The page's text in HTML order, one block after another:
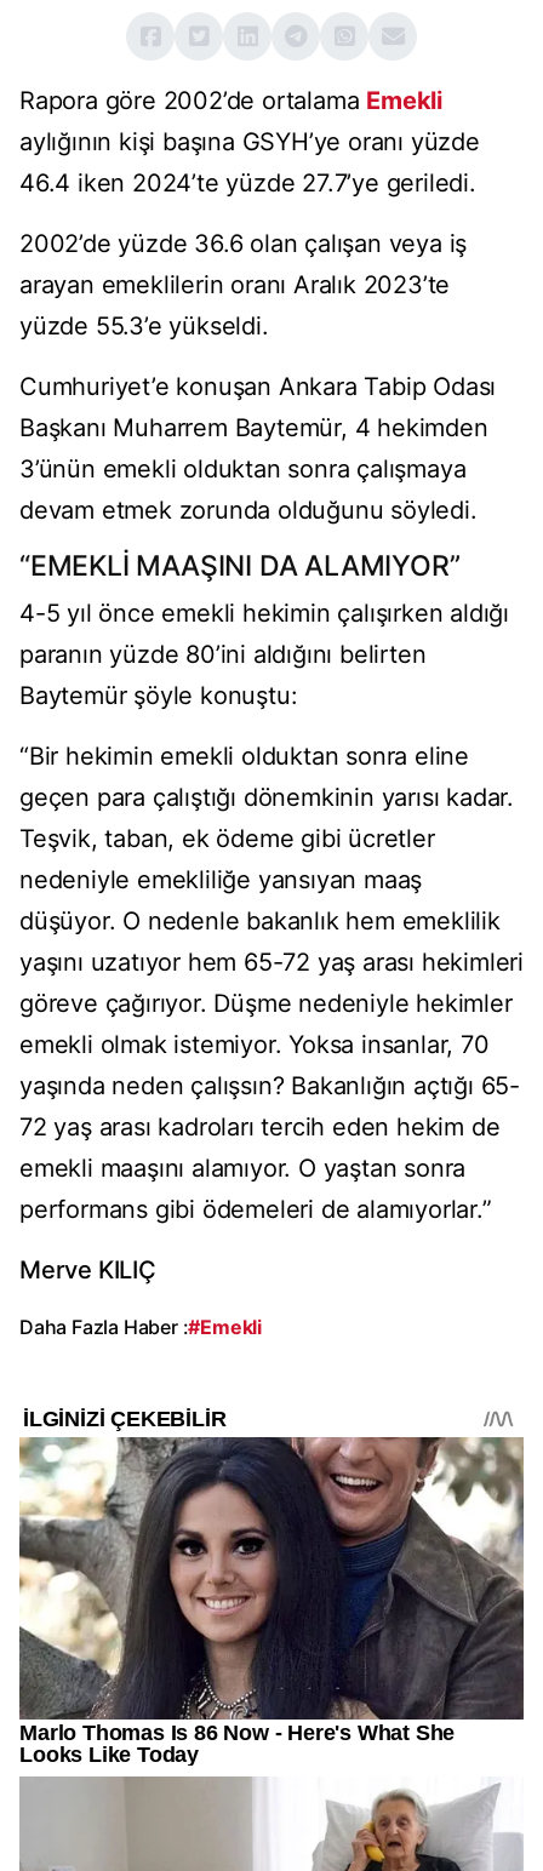
Rapora göre 2002’de ortalama Emekli
aylığının kişi başına GSYH’ye oranı yüzde
46.4 iken 2024’te yüzde 27.7’ye geriledi.
2002’de yüzde 36.6 olan çalışan veya iş
arayan emeklilerin oranı Aralık 2023’te
yüzde 55.3’e yükseldi.
Cumhuriyet’e konuşan Ankara Tabip Odası
Başkanı Muharrem Baytemür, 4 hekimden
3’ünün emekli olduktan sonra çalışmaya
devam etmek zorunda olduğunu söyledi.
“EMEKLİ MAAŞINI DA ALAMIYOR”
4-5 yıl önce emekli hekimin çalışırken aldığı
paranın yüzde 80’ini aldığını belirten
Baytemür şöyle konuştu:
“Bir hekimin emekli olduktan sonra eline
geçen para çalıştığı dönemkinin yarısı kadar.
Teşvik, taban, ek ödeme gibi ücretler
nedeniyle emekliliğe yansıyan maaş
düşüyor. O nedenle bakanlık hem emeklilik
yaşını uzatıyor hem 65-72 yaş arası hekimleri
göreve çağırıyor. Düşme nedeniyle hekimler
emekli olmak istemiyor. Yoksa insanlar, 70
yaşında neden çalışsın? Bakanlığın açtığı 65-
72 yaş arası kadroları tercih eden hekim de
emekli maaşını alamıyor. O yaştan sonra
performans gibi ödemeleri de alamıyorlar.”
Merve KILIÇ
Daha Fazla Haber :#Emekli